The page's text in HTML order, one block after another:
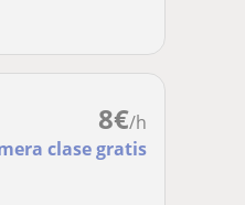
8€/h
clase gratis